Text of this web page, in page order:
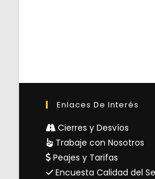
Enlaces De Interés
Cierres y Desvíos
Trabaje con Nosotros
Peajes y Tarifas
Encuesta Calidad del